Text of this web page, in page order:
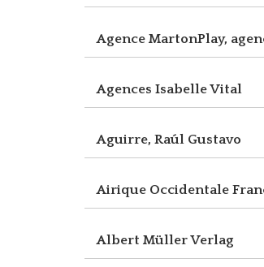
Agence MartonPlay,
Agences Isabelle Vital
Aguirre, Raúl Gustavo
Airique Occidentale
Albert Müller Verlag